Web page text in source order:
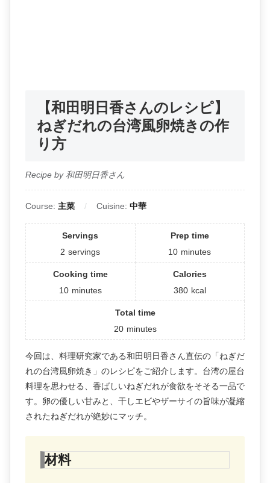
【和田明日香さんのレシピ】
ねぎだれの台湾風卵焼きの作
り方
Recipe by 和田明日香さん
Course: 主菜 Cuisine: 中華
Servings
2 servings
Prep time
10 minutes
Cooking time
10 minutes
Calories
380 kcal
Total time
20 minutes
今回は、料理研究家である和田明日香さん直伝の「ねぎだ
れの台湾風卵焼き」のレシピをご紹介します。台湾の屋台
料理を思わせる、香ばしいねぎだれが食欲をそそる一品で
す。卵の優しい甘みと、干しエビやザーサイの旨味が凝縮
されたねぎだれが絶妙にマッチ。
材料